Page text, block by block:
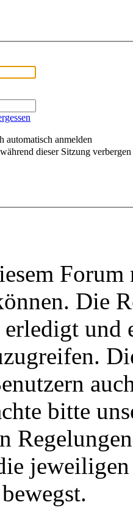
automatisch anmelden
dieser Sitzung verbergen
Die
und
bitte